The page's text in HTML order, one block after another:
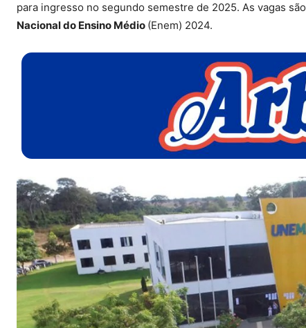
para ingresso no segundo semestre de 2025. As vagas são
Nacional do Ensino Médio (Enem) 2024.